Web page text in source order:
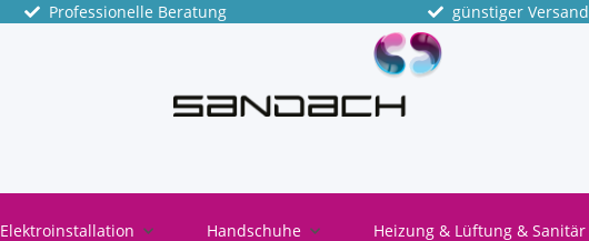
Professionelle Beratung günstiger Versand
Elektroinstallation Handschuhe Heizung & Lüftung & Sanitär